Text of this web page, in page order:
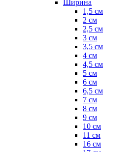
Ширина
1,5 см
2 см
2,5 см
3 см
3,5 см
4 см
4,5 см
5 см
6 см
6,5 см
7 см
8 см
9 см
10 см
11 см
16 см